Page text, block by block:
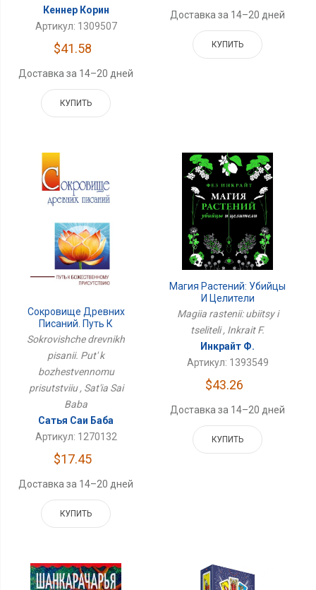
Кеннер Корин
Артикул: 1309507
$41.58
Доставка за 14–20 дней
КУПИТЬ
Доставка за 14–20 дней
КУПИТЬ
Сокровище Древних
Писаний. Путь К
Божественному
Sokrovishche drevnikh
pisanii. Put' k
bozhestvennomu
prisutstviiu , Sat'ia Sai
Baba
Сатья Саи Баба
Артикул: 1270132
$17.45
Доставка за 14–20 дней
КУПИТЬ
Магия Растений: Убийцы
И Целители
Magiia rastenii: ubiitsy i
tseliteli , Inkrait F.
Инкрайт Ф.
Артикул: 1393549
$43.26
Доставка за 14–20 дней
КУПИТЬ